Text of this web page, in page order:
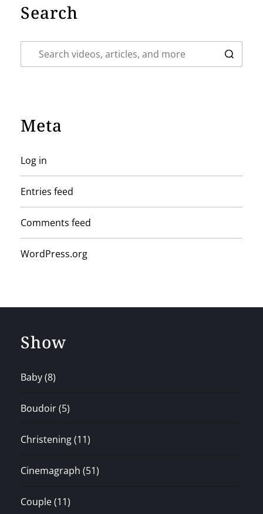
Search
Meta
Log in
Entries feed
Comments feed
WordPress.org
Show
Baby(8)
Boudoir(5)
Christening(11)
Cinemagraph (51)
Couple(11)